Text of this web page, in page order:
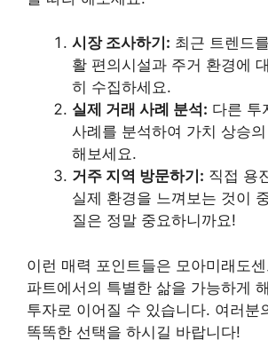
시장 조사하기: 최근 트렌드
활 편의시설과 주거 환경에
히 수집하세요.
실제 거래 사례 분석: 다른 투
사례를 분석하여 가치 상승
해보세요.
거주 지역 방문하기: 직접 용
실제 환경을 느껴보는 것이
질은 정말 중요하니까요!
이런 매력 포인트들은 모아미래도
파트에서의 특별한 삶을 가능하게
투자로 이어질 수 있습니다. 여러분
똑똑한 선택을 하시길 바랍니다!